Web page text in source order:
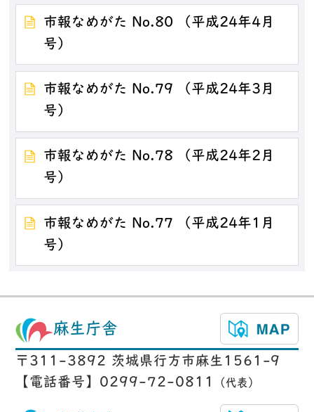
市報なめがた No.80 （平成24年4月
号）
市報なめがた No.79 （平成24年3月
号）
市報なめがた No.78 （平成24年2月
号）
市報なめがた No.77 （平成24年1月
号）
麻生庁舎
〒311-3892 茨城県行方市麻生1561-9
【電話番号】0299-72-0811
（代表）